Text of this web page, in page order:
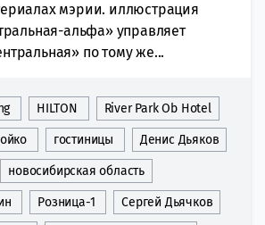
мэрии. иллюстрация
альфа» управляет
по тому же...
HILTON River Park Ob Hotel
гостиницы Денис Дьяков
новосибирская область
Розница-1 Сергей Дьячков